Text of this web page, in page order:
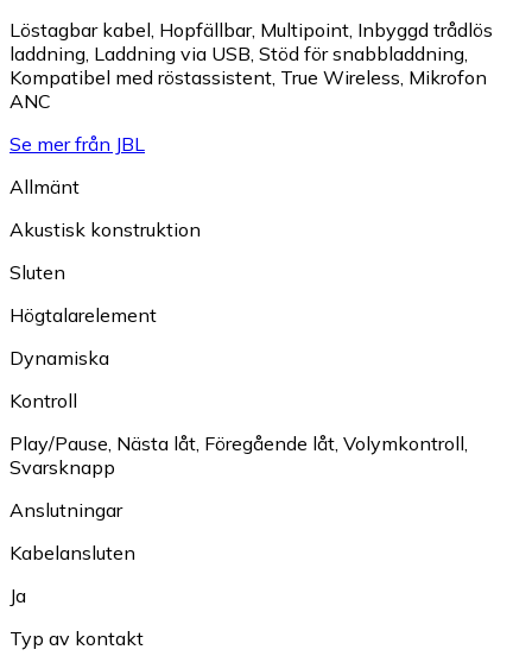
Löstagbar kabel Hopfällbar, Multipoint Inbyggd trådlös
laddning Laddning via USB Stöd för snabbladdning
Kompatibel med röstassistent True Wireless Mikrofon
ANC
Se mer från JBL
Allmänt
Akustisk konstruktion
Sluten
Högtalarelement
Dynamiska
Kontroll
Play/Pause Nästa låt Föregående låt Volymkontroll
Svarsknapp
Anslutningar
Kabelansluten
Ja
Typ av kontakt